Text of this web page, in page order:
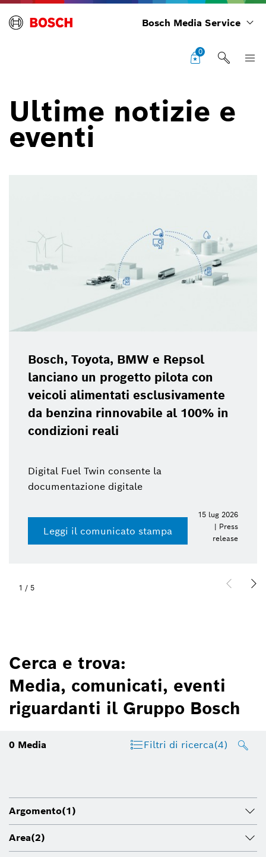
Bosch Media Service
0
Ultime notizie e
eventi
Bosch, Toyota, BMW e Repsol
lanciano un progetto pilota con
veicoli alimentati esclusivamente
da benzina rinnovabile al 100% in
condizioni reali
Digital Fuel Twin consente la
documentazione digitale
Leggi il comunicato stampa
15 lug 2026
| Press
release
1 / 5
Cerca e trova:
Media, comunicati, eventi
riguardanti il Gruppo Bosch
0 Media Filtri di ricerca(4)
Argomento(1)
Area(2)